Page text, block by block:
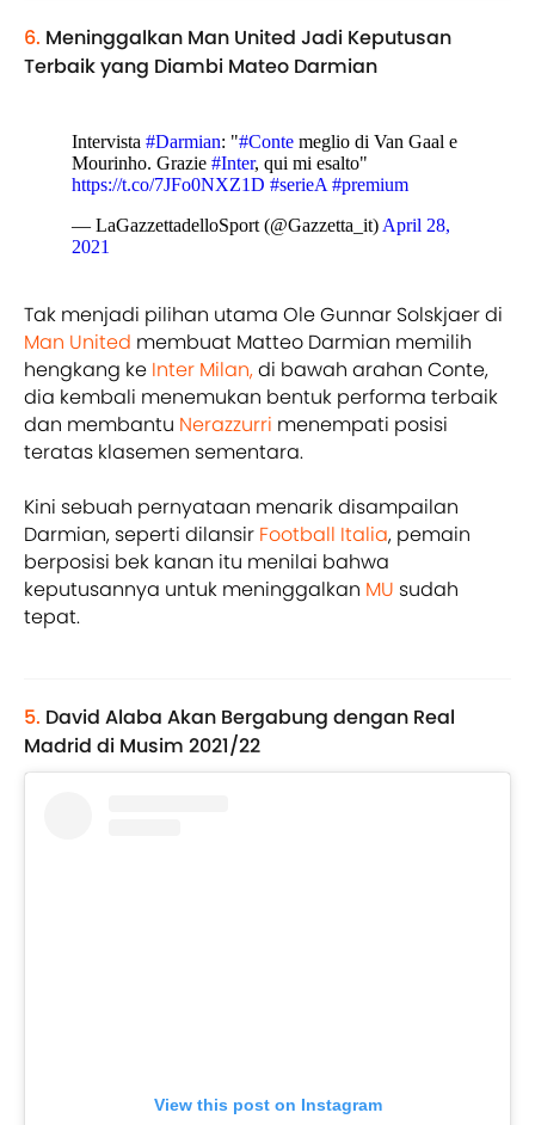
6. Meninggalkan Man United Jadi Keputusan
Terbaik yang Diambi Mateo Darmian
Intervista #Darmian: "#Conte meglio di Van Gaal e
Mourinho. Grazie #Inter, qui mi esalto"
https://t.co/7JFo0NXZ1D #serieA #premium
— LaGazzettadelloSport (@Gazzetta_it)April 28,
2021
Tak menjadi pilihan utama Ole Gunnar Solskjaer di
Man United membuat Matteo Darmian memilih
hengkang ke Inter Milan,di bawah arahan Conte,
dia kembali menemukan bentuk performa terbaik
dan membantu Nerazzurri menempati posisi
teratas klasemen sementara.
Kini sebuah pernyataan menarik disampailan
Darmian, seperti dilansir Football Italia, pemain
berposisi bek kanan itu menilai bahwa
keputusannya untuk meninggalkan MU sudah
tepat.
5. David Alaba Akan Bergabung dengan Real
Madrid di Musim 2021/22
View this post on Instagram